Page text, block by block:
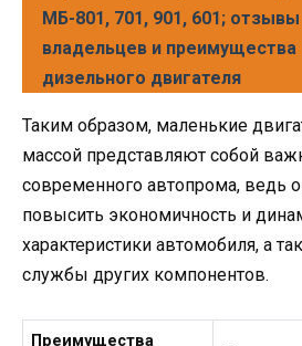
МБ-801, 701, 901, 601; отзывы
владельцев и преимущества
дизельного двигателя
Таким образом, маленькие
массой представляют собой
современного автопрома, ведь
повысить экономичность и
характеристики автомобиля, а
службы других компонентов.
Преимущества